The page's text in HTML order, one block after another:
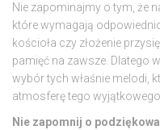
Nie zapominajmy o tym, że
które wymagają
kościoła czy złożenie
pamięć na zawsze. Dlatego
wybór tych właśnie melodi,
atmosferę tego wyjątkowego
Nie zapomnij o